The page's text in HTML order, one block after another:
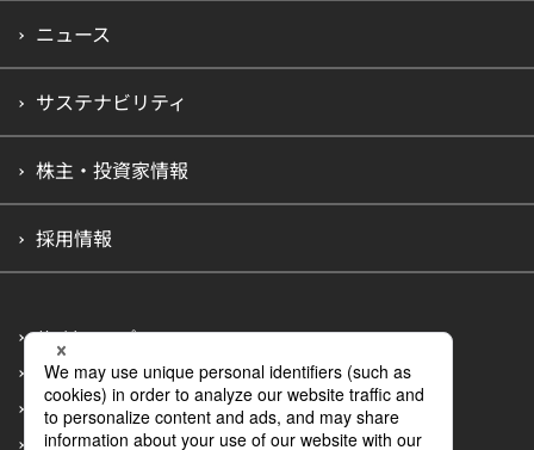
ニュース
サステナビリティ
株主・投資家情報
採用情報
サイトマップ
プライバシーポリシー
アクセシビリティポリシー
情報セキュリティポリシー